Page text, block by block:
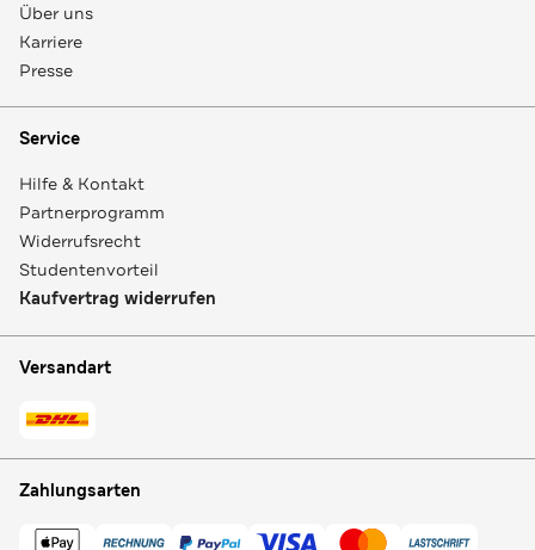
Über uns
Karriere
Presse
Service
Hilfe & Kontakt
Partnerprogramm
Widerrufsrecht
Studentenvorteil
Kaufvertrag widerrufen
Versandart
Zahlungsarten